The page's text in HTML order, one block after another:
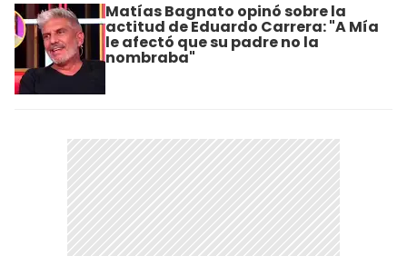
Matías Bagnato opinó sobre la
actitud de Eduardo Carrera: "A Mía
le afectó que su padre no la
nombraba"